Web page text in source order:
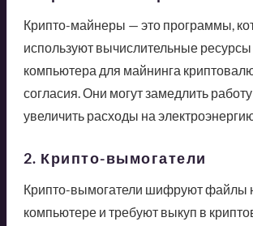
Крипто-майнеры — это программы,
используют вычислительные
компьютера для майнинга
согласия. Они могут замедлить
увеличить расходы на
2. Крипто-вымогатели
Крипто-вымогатели шифруют файлы
компьютере и требуют выкуп в